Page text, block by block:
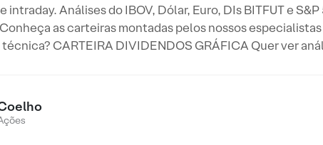
intraday. Análises do IBOV, Dólar, Euro, DIs BITFUT e
as carteiras montadas pelos nossos
CARTEIRA DIVIDENDOS GRÁFICA Quer ver